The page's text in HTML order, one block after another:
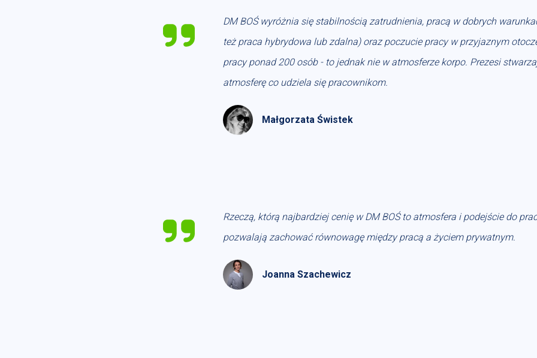
DM BOŚ wyróżnia się stabilnością zatrudnienia, pracą w dobrych
też praca hybrydowa lub zdalna) oraz poczucie pracy w przyjaznym
pracy ponad 200 osób - to jednak nie w atmosferze korpo. Prezesi
atmosferę co udziela się pracownikom.
Małgorzata Świstek
Rzeczą, którą najbardziej cenię w DM BOŚ to atmosfera i podejście do
pozwalają zachować równowagę między pracą a życiem prywatnym.
Joanna Szachewicz